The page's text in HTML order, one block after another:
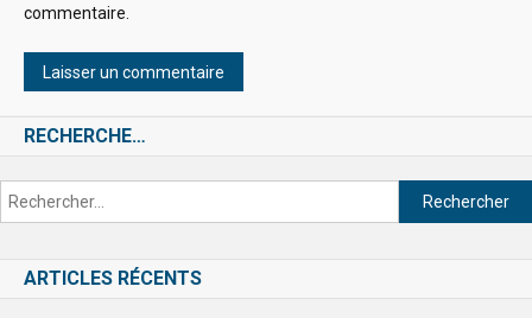
commentaire.
RECHERCHE…
ARTICLES RÉCENTS